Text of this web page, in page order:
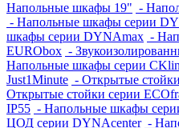
Напольные шкафы 19" -
- Напольные шкафы серии
шкафы серии DYNAmax -
EURObox -
Напольные шкафы серии
Just1Minute - Открытые
Открытые стойки серии
IP55 - Напольные шкафы
ЦОД серии DYNAcenter -